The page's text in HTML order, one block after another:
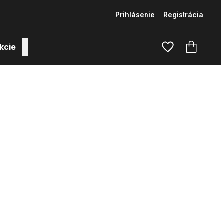
Prihlásenie Registrácia